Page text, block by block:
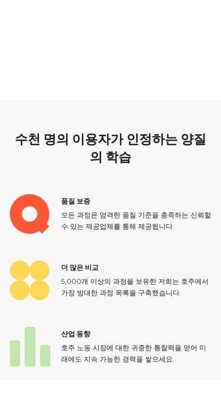
수천 명의 이용자가 인정하는 양질
의 학습
품질 보증
모든 과정은 엄격한 품질 기준을 충족하는 신뢰할
수 있는 제공업체를 통해 제공됩니다.
더 많은 비교
5,000개 이상의 과정을 보유한 저희는 호주에서
가장 방대한 과정 목록을 구축했습니다.
산업 동향
호주 노동 시장에 대한 귀중한 통찰력을 얻어 미
래에도 지속 가능한 경력을 쌓으세요.